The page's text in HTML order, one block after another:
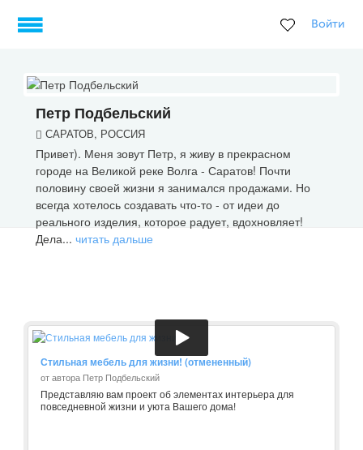
Войти
Петр Подбельский
САРАТОВ, РОССИЯ
Привет). Меня зовут Петр, я живу в прекрасном
городе на Великой реке Волга - Саратов! Почти
половину своей жизни я занимался продажами. Но
всегда хотелось создавать что-то - от идеи до
реального изделия, которое радует, вдохновляет!
Дела... читать дальше
Стильная мебель для жизни! (отмененный)
от автора Петр Подбельский
Представляю вам проект об элементах интерьера для
повседневной жизни и уюта Вашего дома!